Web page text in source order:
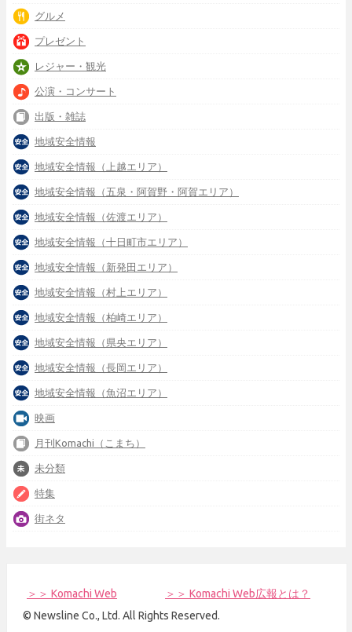
グルメ
プレゼント
レジャー・観光
公演・コンサート
出版・雑誌
地域安全情報
地域安全情報（上越エリア）
地域安全情報（五泉・阿賀野・阿賀エリア）
地域安全情報（佐渡エリア）
地域安全情報（十日町市エリア）
地域安全情報（新発田エリア）
地域安全情報（村上エリア）
地域安全情報（柏崎エリア）
地域安全情報（県央エリア）
地域安全情報（長岡エリア）
地域安全情報（魚沼エリア）
映画
月刊Komachi（こまち）
未分類
特集
街ネタ
＞＞ Komachi Web
＞＞ Komachi Web広報とは？
© Newsline Co., Ltd. All Rights Reserved.